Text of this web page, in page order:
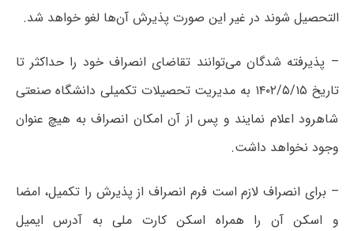
التحصیل شوند در غیر این صورت پذیرش آن‌ها لغو خواهد شد.
– پذیرفته شدگان می‌توانند تقاضای انصراف خود را حداکثر تا
تاریخ ۱۴۰۲/۵/۱۵ به مدیریت تحصیلات تکمیلی دانشگاه صنعتی
شاهرود اعلام نمایند و پس از آن امکان انصراف به هیچ عنوان
وجود نخواهد داشت.
– برای انصراف لازم است فرم انصراف از پذیرش را تکمیل، امضا
و اسکن آن را همراه اسکن کارت ملی به آدرس ایمیل